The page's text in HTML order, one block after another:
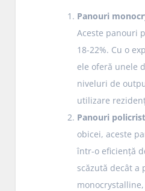
Panouri
Aceste panouri
18-22%. Cu o
ele oferă unele
niveluri de
utilizare
Panouri
obicei, aceste
într-o eficiență
scăzută decât a